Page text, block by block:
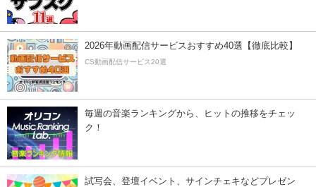
2026年動画配信サービスおすすめ40選【徹底比較】
CS動画配信サービス20選
毎週の音楽ランキングから、ヒットの推移をチェッ
ク！
試写会、登壇イベント、サインチェキなどプレゼン